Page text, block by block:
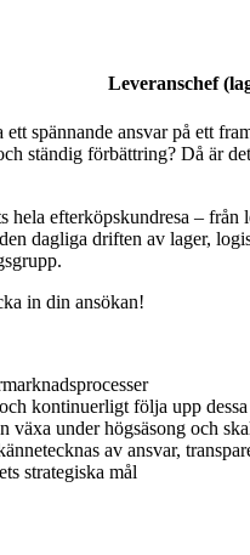
Leveranschef
spännande ansvar på ett
ständig förbättring? Då är
hela efterköpskundresa –
dagliga driften av lager,
in din ansökan!
kontinuerligt följa upp dessa
växa under högsäsong och
av ansvar,
strategiska mål